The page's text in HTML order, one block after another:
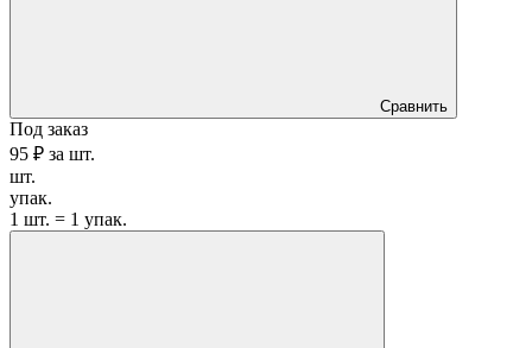
Сравнить
Под заказ
95 ₽ за шт.
шт.
упак.
1 шт. = 1 упак.